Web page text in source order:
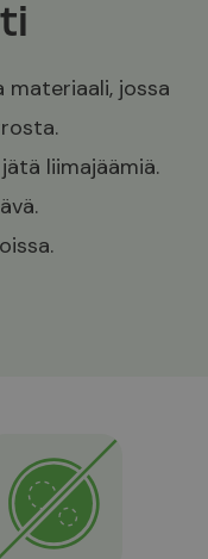
materiaali, jossa
liimajäämiä.